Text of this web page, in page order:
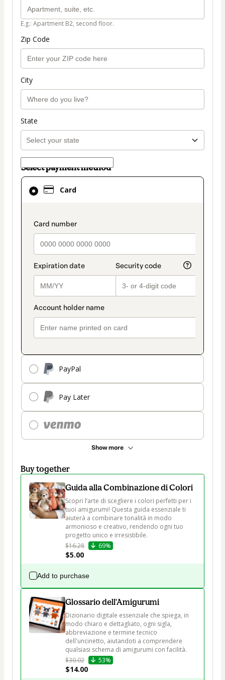
E.g.: Apartment B2, second floor.
Zip Code
City
State
Select payment method
Card
payment_data.section_title_v2
PayPal
Pay Later
Show more
Card
selected
method
Buy together
Guida alla Combinazione di Colori
Scopri l’arte di scegliere i colori perfetti per i
tuoi amigurumi! Questa guida essenziale ti
aiuterà a combinare tonalità in modo
armonioso e creativo, rendendo ogni tuo
progetto unico e irresistibile.
$16.28
69%
$5.00
Add to purchase
Glossario dell'Amigurumi
Dizionario digitale essenziale che spiega, in
modo chiaro e dettagliato, ogni sigla,
abbreviazione e termine tecnico
dell'uncinetto, aiutandoti a comprendere
qualsiasi schema di amigurumi con facilità.
$30.02
53%
$14.00